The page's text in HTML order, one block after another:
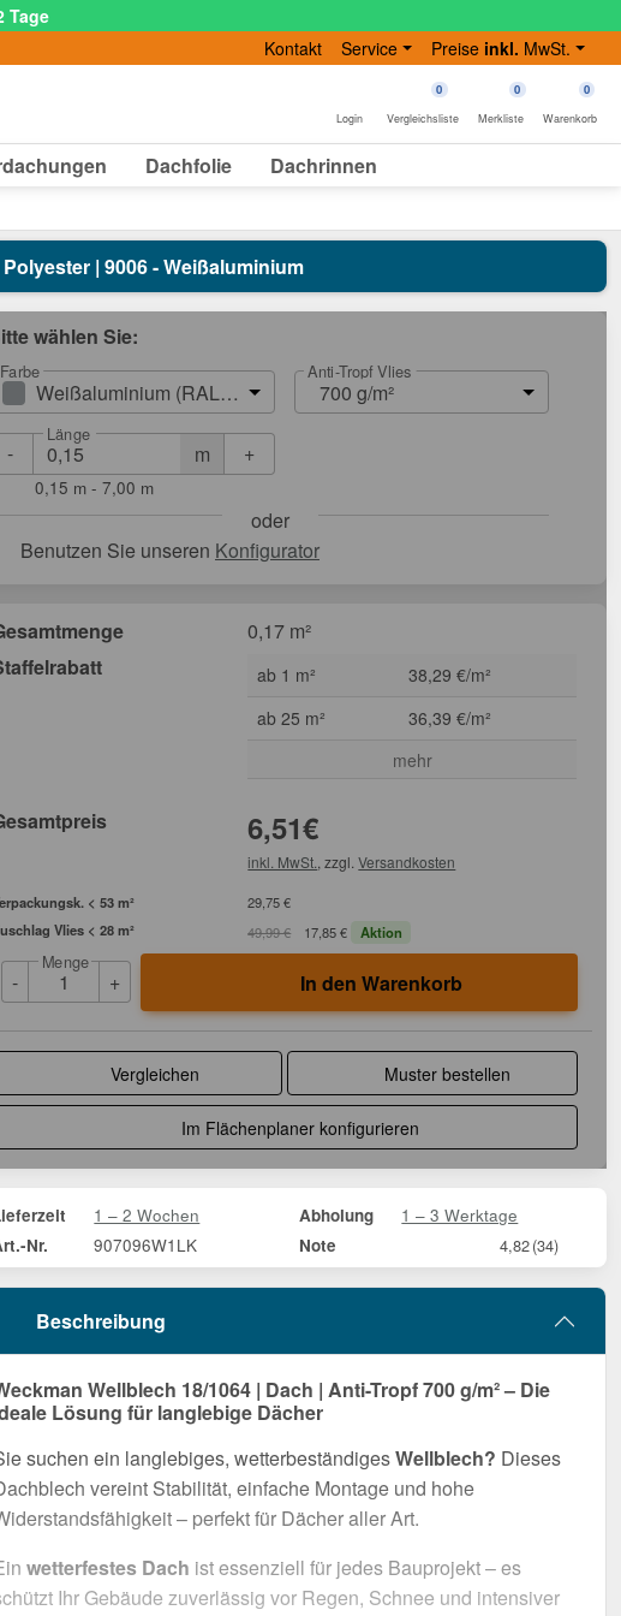
Tage
Kontakt Service Preise inkl. MwSt.
Login
0
Vergleichsliste
0
Merkliste
0
Warenkorb
Dachfolie Dachrinnen
| 9006 - Weißaluminium
wählen Sie:
Farbe
Weißaluminium (RAL 9006)
Anti-Tropf Vlies
700 g/m²
- m
Länge
+
0,15 m - 7,00 m
oder
Benutzen Sie unseren Konfigurator
0,17 m²
ab 1 m²
38,29 €/m²
ab 25 m²
36,39 €/m²
mehr
6,51€
inkl. MwSt. , zzgl.Versandkosten
< 53 m²
29,75 €
Vlies < 28 m²
49,99 € 17,85 € Aktion
-
Menge
+ In den Warenkorb
Vergleichen Muster bestellen
Im Flächenplaner konfigurieren
1 – 2 Wochen Abholung 1 – 3 Werktage
Nr. 907096W1LK Note 4,82(34)
Beschreibung
Wellblech 18/1064 | Dach | Anti-Tropf 700 g/m² – Die
Lösung für langlebige Dächer
suchen ein langlebiges, wetterbeständigesWellblech? Dieses
vereint Stabilität, einfache Montage und hohe
– perfekt für Dächer aller Art.
wetterfestes Dach ist essenziell für jedes Bauprojekt – es
Ihr Gebäude zuverlässig vor Regen, Schnee und intensiver